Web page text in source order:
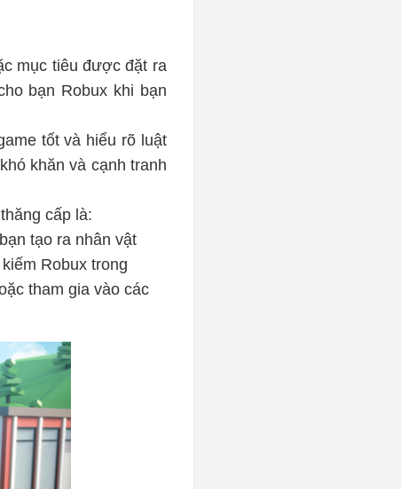
mục tiêu được đặt ra
bạn Robux khi bạn
tốt và hiểu rõ luật
khăn và cạnh tranh
cấp là:
tạo ra nhân vật
Robux trong
tham gia vào các